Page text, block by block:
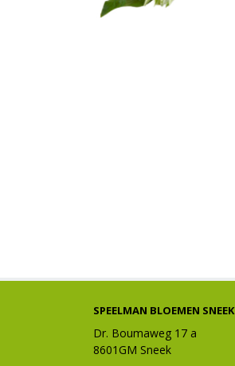
SPEELMAN BLOEMEN SNEEK
Dr. Boumaweg 17 a
8601GM Sneek